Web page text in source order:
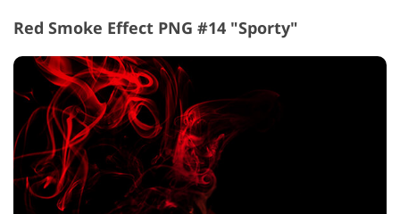
Red Smoke Effect PNG #14 "Sporty"